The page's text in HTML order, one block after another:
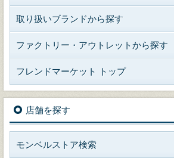
取り扱いブランドから探す
ファクトリー・アウトレットから探す
フレンドマーケット トップ
店舗を探す
モンベルストア検索